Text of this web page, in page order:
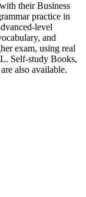
their Business
practice in
level
and
exam, using real
Self-study Books,
also available.